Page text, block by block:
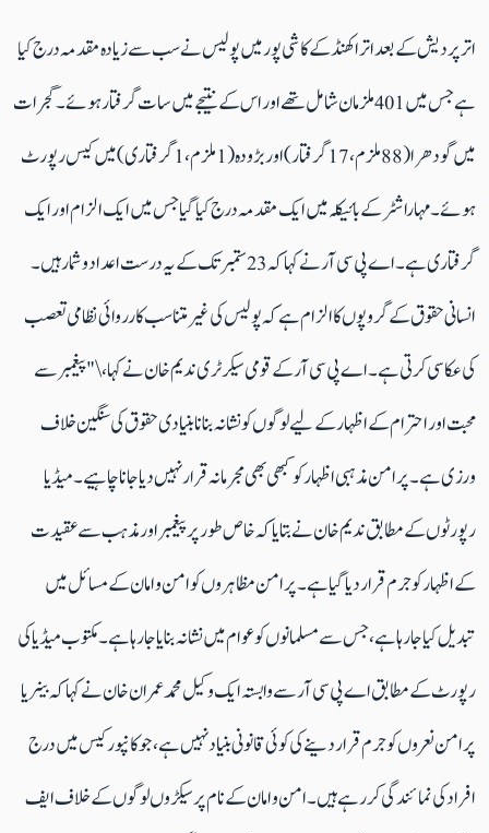
اتر پردیش کے بعد اتراکھنڈ کے کاشی پور میں پولیس نے سب سے زیادہ مقدمہ درج کیا
ہے جس میں 401 ملزمان شامل تھے اور اس کے نتیجے میں سات گرفتار ہوئے۔ گجرات
میں گودھرا (88 ملزم، 17 گرفتار) اور بڑودہ (1 ملزم، 1 گرفتاری) میں کیس رپورٹ
ہوئے۔ مہاراشٹر کے بائیکلہ میں ایک مقدمہ درج کیا گیا جس میں ایک الزام اور ایک
گرفتاری ہے۔ اے پی سی آر نے کہا کہ 23 ​​ستمبر تک کے یہ درست اعداد و شمار ہیں۔
انسانی حقوق کے گروپوں کا الزام ہے کہ پولیس کی غیر متناسب کارروائی نظامی تعصب
کی عکاسی کرتی ہے۔ اے پی سی آر کے قومی سیکرٹری ندیم خان نے کہا، \"پیغمبر سے
محبت اور احترام کے اظہار کے لیے لوگوں کو نشانہ بنانا بنیادی حقوق کی سنگین خلاف
ورزی ہے۔ پرامن مذہبی اظہار کو کبھی بھی مجرمانہ قرار نہیں دیا جانا چاہیے۔ میڈیا
رپورٹوں کے مطابق ندیم خان نے بتایا کہ خاص طور پر پیغمبر اور مذہب سے عقیدت
کے اظہار کو جرم قرار دیا گیا ہے۔ پرامن مظاہروں کو امن و امان کے مسائل میں
تبدیل کیا جا رہا ہے، جس سے مسلمانوں کو عوام میں نشانہ بنایا جا رہا ہے۔ مکتوب میڈیا کی
رپورٹ کے مطابق اے پی سی آر سے وابستہ ایک وکیل محمد عمران خان نے کہا کہ بینر یا
پرامن نعروں کو جرم قرار دینے کی کوئی قانونی بنیاد نہیں ہے، جو کانپور کیس میں درج
افراد کی نمائندگی کر رہے ہیں۔ امن و امان کے نام پر سیکڑوں لوگوں کے خلاف ایف